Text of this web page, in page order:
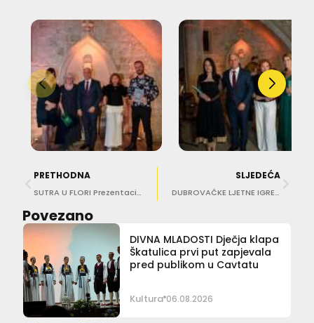
PRETHODNA
SUTRA U FLORI Prezentacija i predavanje u sklopu izložbe ‘Beatus’
SLJEDEĆA
DUBROVAČKE LJETNE IGRE Nestrpljivo se iščekuje prva premijera, “Ribarske svađe”
Povezano
DIVNA MLADOSTI Dječja klapa
Škatulica prvi put zapjevala
pred publikom u Cavtatu
Kultura 06.08.2026